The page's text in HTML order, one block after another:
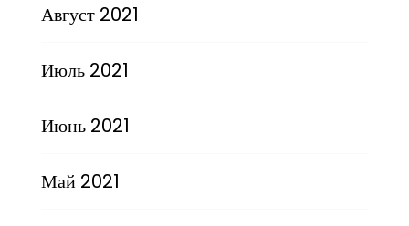
Август 2021
Июль 2021
Июнь 2021
Май 2021